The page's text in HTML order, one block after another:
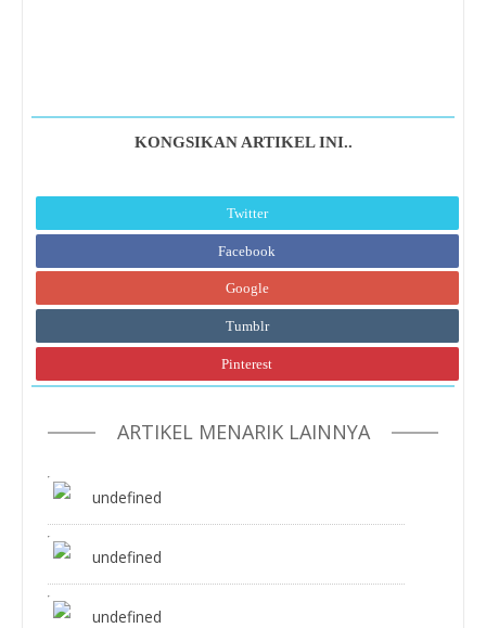
KONGSIKAN ARTIKEL INI..
Twitter
Facebook
Google
Tumblr
Pinterest
ARTIKEL MENARIK LAINNYA
undefined
undefined
undefined